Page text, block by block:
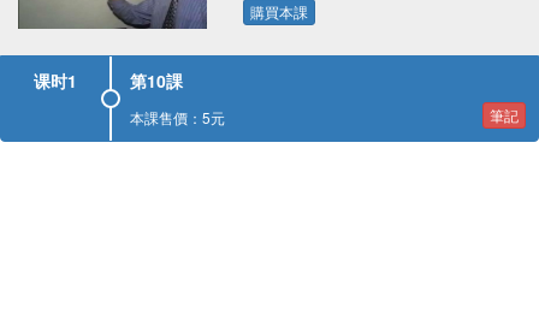
購買本課
课时1 第10課
本課售價：5元 筆記